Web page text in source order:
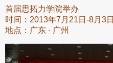
首届思拓力学院举办
时间：2013年7月21日-8月3日
地点：广东 · 广州